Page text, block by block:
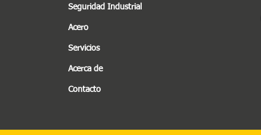
Seguridad Industrial
Acero
Servicios
Acerca de
Contacto